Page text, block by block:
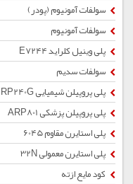
سولفات آمونیوم (پودر)
سولفات آمونیوم
پلی وینیل کلراید E7244
سولفات سدیم
پلی پروپیلن شیمیایی RP240G
پلی پروپیلن پزشکی ARP801
پلی استایرن مقاوم 6045
پلی استایرن معمولی 32N
کود مایع ازته